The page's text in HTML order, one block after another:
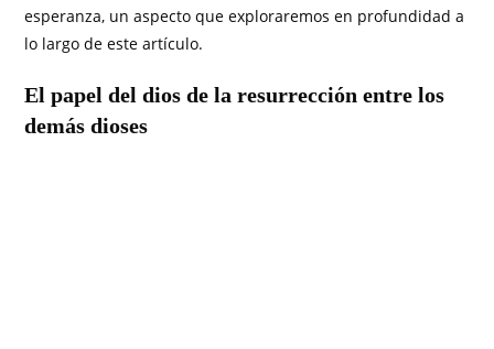
esperanza, un aspecto que exploraremos en profundidad a
lo largo de este artículo.
El papel del dios de la resurrección entre los
demás dioses